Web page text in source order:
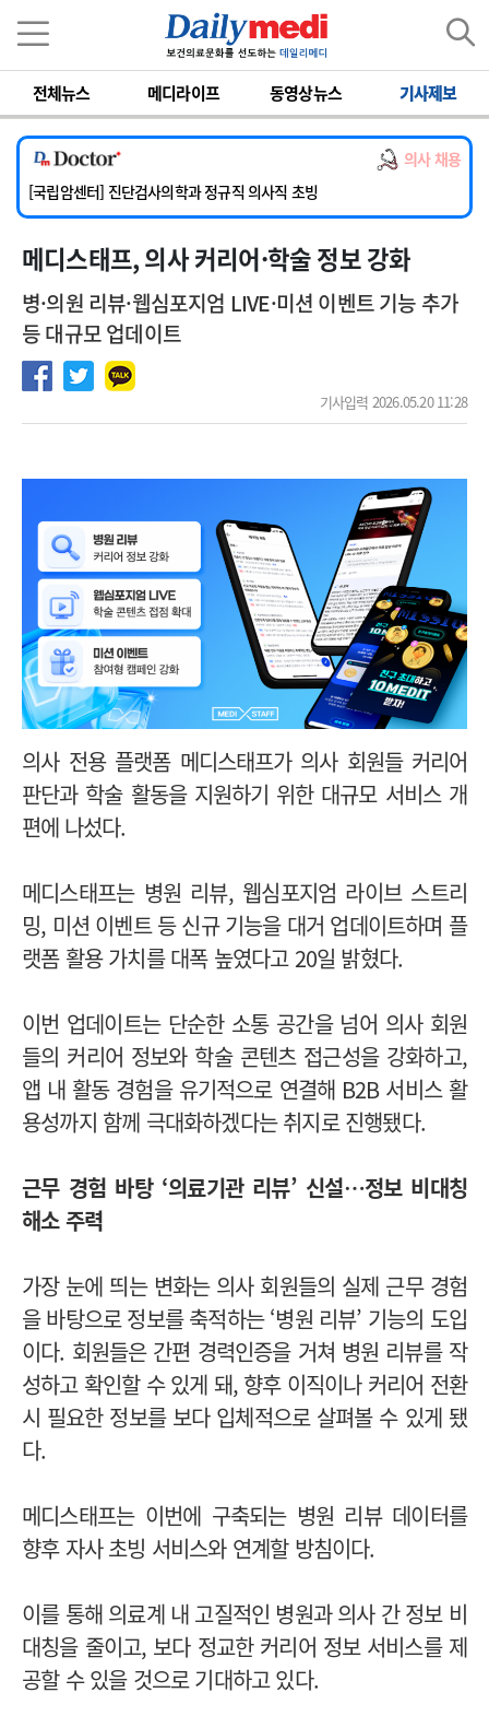
전체뉴스 메디라이프 동영상뉴스 기사제보
의사 채용
[서울아산병원] 2026년 하반기 인턴 모집
[명지병원] 하반기 전공의(인턴) 모집
[동국대학교 경주병원] 내과(소화기, 심장, 내분비), 소아청소년과, 외과, 심장혈관흉부외과, 이비인후과, 병리과 교원 초빙
[국립암센터] 진단검사의학과 정규직 의사직 초빙
[인제대학교해운대백병원] 치과 진료교수 모집 공고
[서울아산병원] 2026년 하반기 인턴 모집
메디스태프, 의사 커리어·학술 정보 강화
병·의원 리뷰·웹심포지엄 LIVE·미션 이벤트 기능 추가
등 대규모 업데이트
기사입력 2026.05.20 11:28
의사 전용 플랫폼 메디스태프가 의사 회원들 커리어
판단과 학술 활동을 지원하기 위한 대규모 서비스 개
편에 나섰다.
메디스태프는 병원 리뷰, 웹심포지엄 라이브 스트리
밍, 미션 이벤트 등 신규 기능을 대거 업데이트하며 플
랫폼 활용 가치를 대폭 높였다고 20일 밝혔다.
이번 업데이트는 단순한 소통 공간을 넘어 의사 회원
들의 커리어 정보와 학술 콘텐츠 접근성을 강화하고,
앱 내 활동 경험을 유기적으로 연결해 B2B 서비스 활
용성까지 함께 극대화하겠다는 취지로 진행됐다.
근무 경험 바탕 ‘의료기관 리뷰’ 신설…정보 비대칭
해소 주력
가장 눈에 띄는 변화는 의사 회원들의 실제 근무 경험
을 바탕으로 정보를 축적하는 ‘병원 리뷰’ 기능의 도입
이다. 회원들은 간편 경력인증을 거쳐 병원 리뷰를 작
성하고 확인할 수 있게 돼, 향후 이직이나 커리어 전환
시 필요한 정보를 보다 입체적으로 살펴볼 수 있게 됐
다.
메디스태프는 이번에 구축되는 병원 리뷰 데이터를
향후 자사 초빙 서비스와 연계할 방침이다.
이를 통해 의료계 내 고질적인 병원과 의사 간 정보 비
대칭을 줄이고, 보다 정교한 커리어 정보 서비스를 제
공할 수 있을 것으로 기대하고 있다.